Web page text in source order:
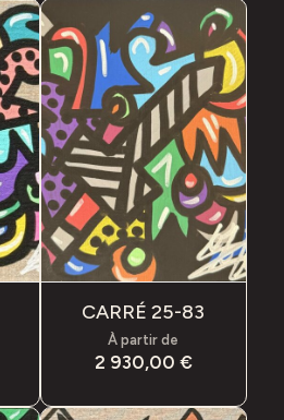
CARRÉ 25-83
À partir de
2 930,00 €